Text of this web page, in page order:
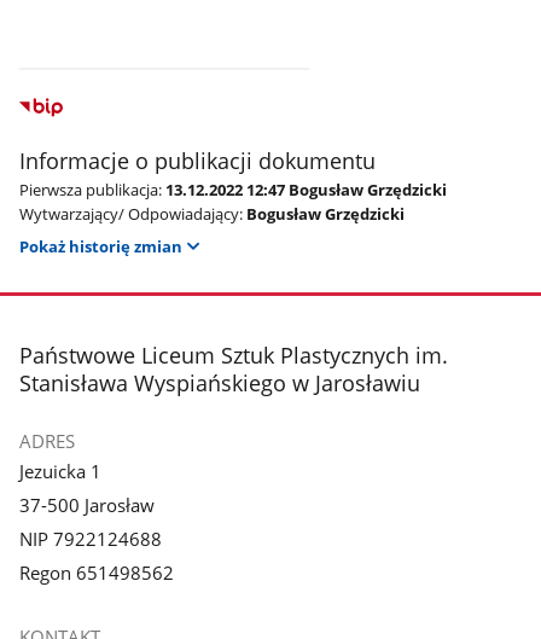
Informacje o publikacji dokumentu
Pierwsza publikacja: 13.12.2022 12:47 Bogusław Grzędzicki
Wytwarzający/ Odpowiadający: Bogusław Grzędzicki
Pokaż historię zmian
stopka
Państwowe Liceum Sztuk Plastycznych im.
Stanisława Wyspiańskiego w Jarosławiu
ADRES
Jezuicka 1
37-500 Jarosław
NIP 7922124688
Regon 651498562